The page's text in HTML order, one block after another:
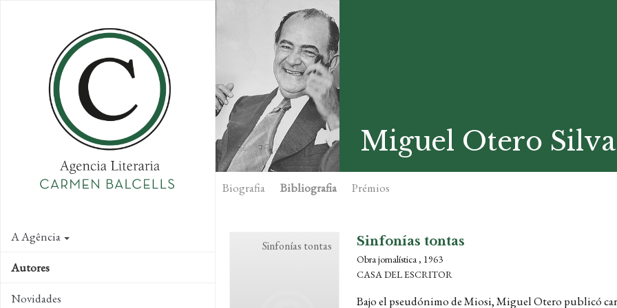
A Agência
Autores
Novidades
Miguel Otero Silva
Biografia Bibliografia Prémios
Sinfonías tontas Sinfonías tontas
Obra jornalística , 1963
CASA DEL ESCRITOR
Bajo el pseudónimo de Miosi, Miguel Otero publicó